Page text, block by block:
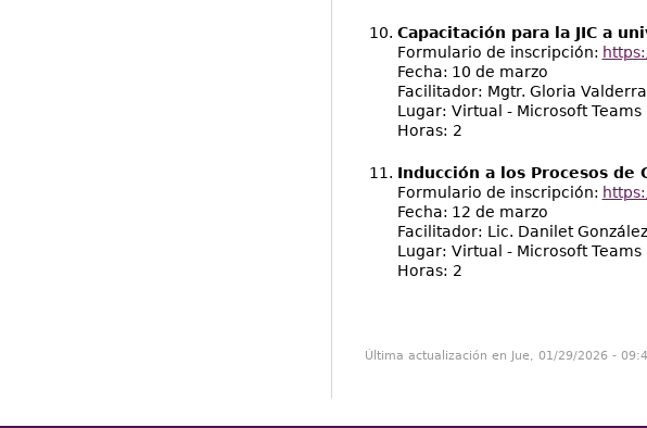
Capacitación para la JIC a
Formulario de inscripción:
Fecha: 10 de marzo
Facilitador: Mgtr. Gloria
Lugar: Virtual - Microsoft Teams
Horas: 2
Inducción a los Procesos de
Formulario de inscripción:
Fecha: 12 de marzo
Facilitador: Lic. Danilet González
Lugar: Virtual - Microsoft Teams
Horas: 2
Última actualización en Jue, 01/29/2026 -